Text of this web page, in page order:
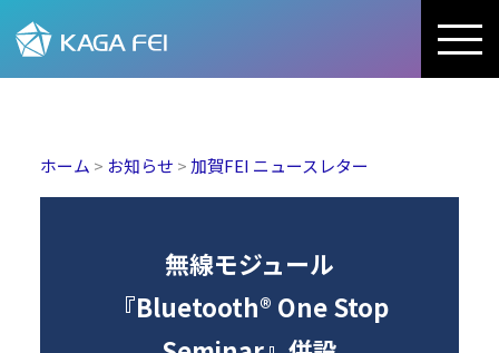
ホーム > お知らせ >加賀FEI ニュースレター
無線モジュール
『Bluetooth® One Stop